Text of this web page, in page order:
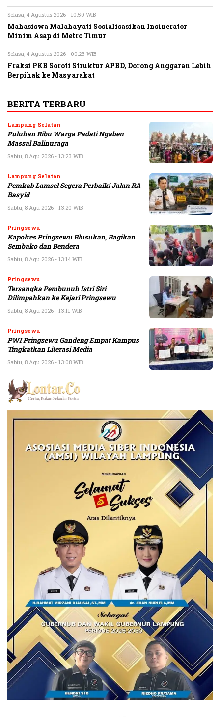
Selasa, 4 Agustus 2026 - 10:50 WIB
Mahasiswa Malahayati Sosialisasikan Insinerator
Minim Asap di Metro Timur
Selasa, 4 Agustus 2026 - 00:23 WIB
Fraksi PKB Soroti Struktur APBD, Dorong Anggaran Lebih
Berpihak ke Masyarakat
BERITA TERBARU
Lampung Selatan
Puluhan Ribu Warga Padati Ngaben
Massal Balinuraga
Sabtu, 8 Agu 2026 - 13:23 WIB
Lampung Selatan
Pemkab Lamsel Segera Perbaiki Jalan RA
Basyid
Sabtu, 8 Agu 2026 - 13:20 WIB
Pringsewu
Kapolres Pringsewu Blusukan, Bagikan
Sembako dan Bendera
Sabtu, 8 Agu 2026 - 13:14 WIB
Pringsewu
Tersangka Pembunuh Istri Siri
Dilimpahkan ke Kejari Pringsewu
Sabtu, 8 Agu 2026 - 13:11 WIB
Pringsewu
PWI Pringsewu Gandeng Empat Kampus
Tingkatkan Literasi Media
Sabtu, 8 Agu 2026 - 13:08 WIB